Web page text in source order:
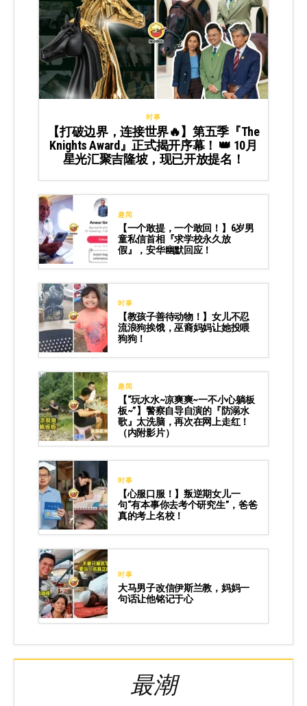
时事
【打破边界，连接世界🔥】第五季『The
Knights Award』正式揭开序幕！ 👑 10月
星光汇聚吉隆坡，现已开放提名！
趣闻
【一个敢提，一个敢回！】6岁男
童私信首相『求学校永久放
假』，安华幽默回应！
时事
【教孩子善待动物！】女儿不忍
流浪狗挨饿，巫裔妈妈让她投喂
狗狗！
趣闻
【“玩水水~凉爽爽~一不小心躺板
板~”】警察自导自演的『防溺水
歌』太洗脑，再次在网上走红！
（内附影片）
时事
【心服口服！】叛逆期女儿一
句“有本事你去考个研究生”，爸爸
真的考上名校！
时事
大马男子改信伊斯兰教，妈妈一
句话让他铭记于心
最潮